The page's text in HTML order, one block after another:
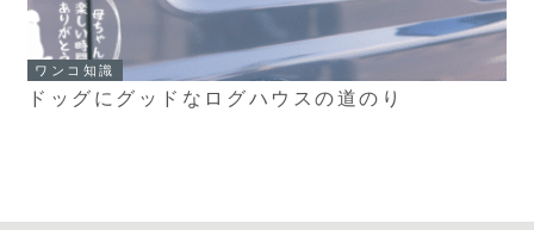
ワンコ知識
ドッグにグッドなログハウスの道のり